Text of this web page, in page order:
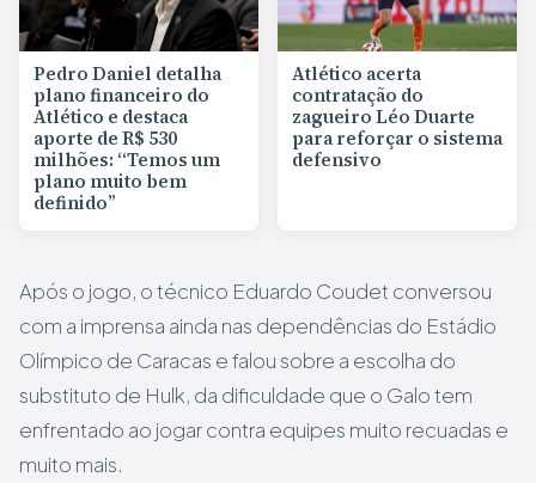
Pedro Daniel detalha
plano financeiro do
Atlético e destaca
aporte de R$ 530
milhões: “Temos um
plano muito bem
definido”
Atlético acerta
contratação do
zagueiro Léo Duarte
para reforçar o sistema
defensivo
Após o jogo, o técnico Eduardo Coudet conversou
com a imprensa ainda nas dependências do Estádio
Olímpico de Caracas e falou sobre a escolha do
substituto de Hulk, da dificuldade que o Galo tem
enfrentado ao jogar contra equipes muito recuadas e
muito mais.